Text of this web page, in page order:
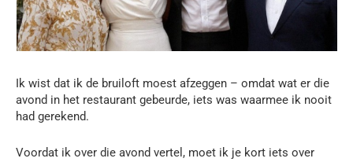
Ik wist dat ik de bruiloft moest afzeggen – omdat wat er die
avond in het restaurant gebeurde, iets was waarmee ik nooit
had gerekend.
Voordat ik over die avond vertel, moet ik je kort iets over